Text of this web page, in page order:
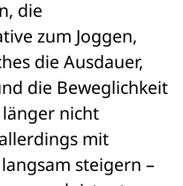
die
zum Joggen,
die Ausdauer,
die Beweglichkeit
nicht
mit
steigern –